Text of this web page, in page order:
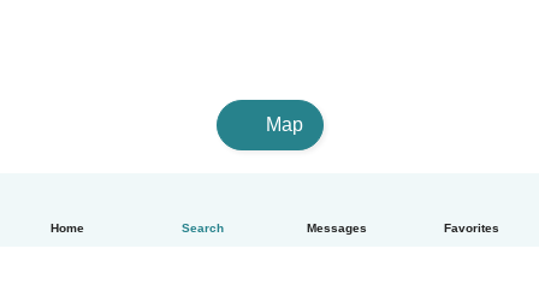
Home Search Messages Favorites
Map